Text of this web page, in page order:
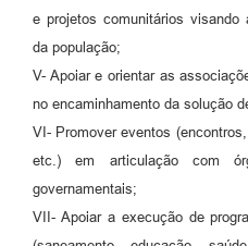
e projetos comunitários
da população;
V- Apoiar e orientar as
no encaminhamento da solução
VI- Promover eventos
etc.) em articulação com
governamentais;
VII- Apoiar a execução de